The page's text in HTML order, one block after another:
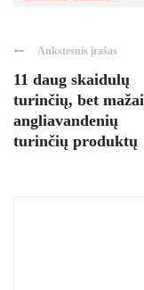
Ankstesnis įrašas
11 daug skaidulų
turinčių, bet mažai
angliavandenių
turinčių produktų